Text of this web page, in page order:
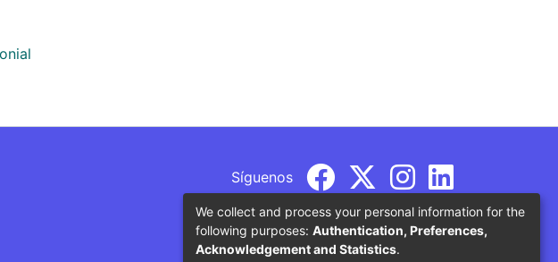
Síguenos
We collect and process your personal information for the
following purposes: Authentication, Preferences,
Acknowledgement and Statistics.